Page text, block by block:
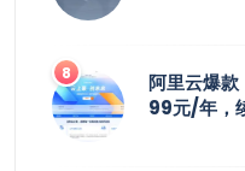
阿里云爆款
99元/年，